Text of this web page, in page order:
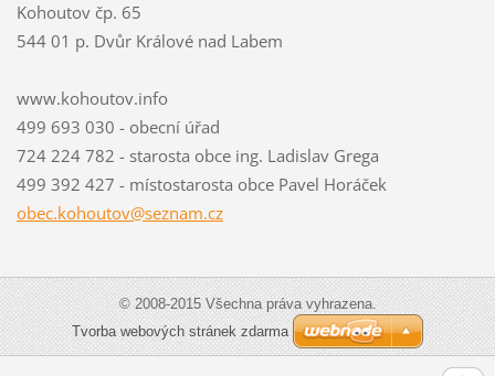
Kohoutov čp. 65
544 01 p. Dvůr Králové nad Labem
www.kohoutov.info
499 693 030 - obecní úřad
724 224 782 - starosta obce ing. Ladislav Grega
499 392 427 - místostarosta obce Pavel Horáček
obec.kohoutov@seznam.cz
© 2008-2015 Všechna práva vyhrazena.
Tvorba webových stránek zdarma